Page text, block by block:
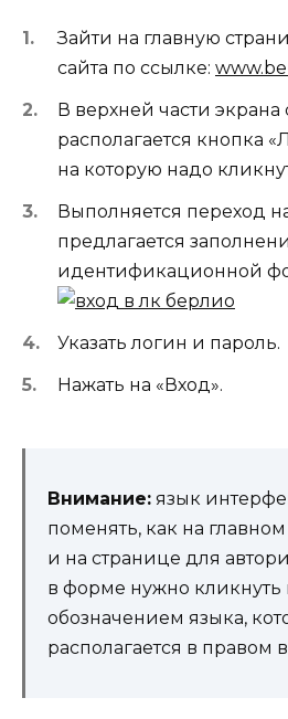
Зайти на главную
сайта по ссылке:
В верхней части
располагается кнопка
на которую надо
Выполняется переход
предлагается
идентификационной
Указать логин и пароль.
Нажать на «Вход».
Внимание: язык
поменять, как на главном
и на странице для
в форме нужно кликнуть
обозначением языка,
располагается в правом